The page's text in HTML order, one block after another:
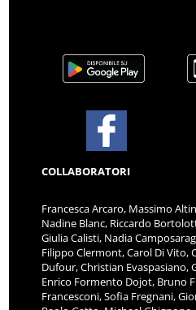
COLLABORATORI
Francesca Arcaro, Massimo
Nadine Blanc, Riccardo
Giulia Calisti, Nadia
Filippo Clermont, Carol Di Vito,
Dufour, Christian Evaspasiano,
Enrico Formento Dojot, Bruno
Francesconi, Sofia Fregnani,